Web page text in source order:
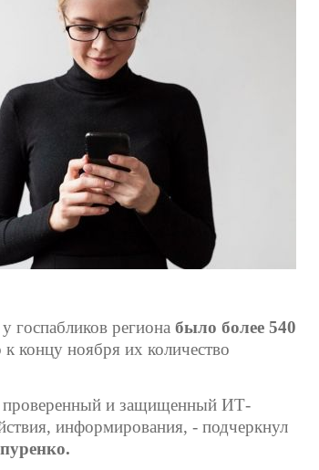
госпабликов региона было более 540
концу ноября их количество
проверенный и защищенный ИТ-
информирования, - подчеркнул